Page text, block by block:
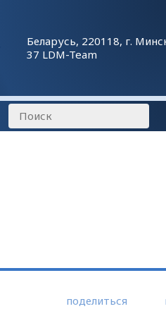
Беларусь, 220118, г.
37 LDM-Team
поделиться